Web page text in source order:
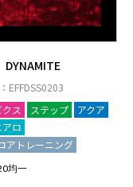
DYNAMITE
EFFDSS0203
ス
ステップ
アクア
ロ
アトレーニング
均一